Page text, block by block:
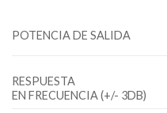
POTENCIA DE SALIDA
RESPUESTA
EN FRECUENCIA (+/- 3DB)